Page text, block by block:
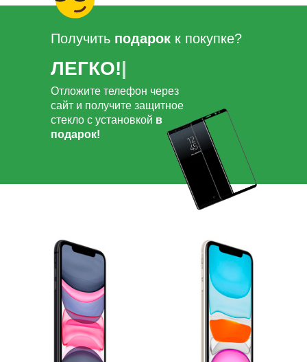
Получить подарок к покупке?
ЛЕГКО!|
Отложите телефон через
сайт и получите защитное
стекло с установкой в
подарок!